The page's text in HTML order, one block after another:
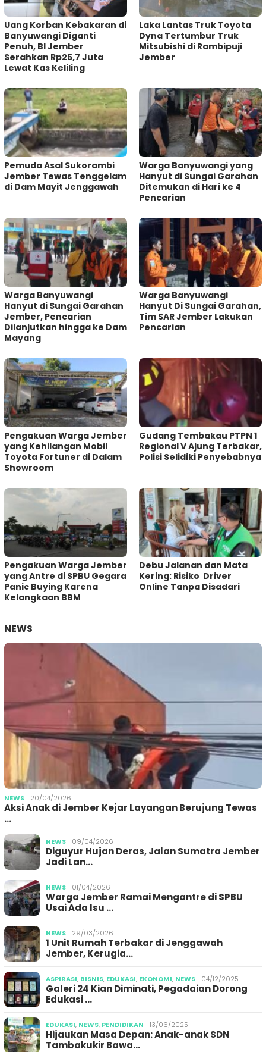
Uang Korban Kebakaran di
Banyuwangi Diganti
Penuh, BI Jember
Serahkan Rp25,7 Juta
Lewat Kas Keliling
Laka Lantas Truk Toyota
Dyna Tertumbur Truk
Mitsubishi di Rambipuji
Jember
Pemuda Asal Sukorambi
Jember Tewas Tenggelam
di Dam Mayit Jenggawah
Warga Banyuwangi yang
Hanyut di Sungai Garahan
Ditemukan di Hari ke 4
Pencarian
Warga Banyuwangi
Hanyut di Sungai Garahan
Jember, Pencarian
Dilanjutkan hingga ke Dam
Mayang
Warga Banyuwangi
Hanyut Di Sungai Garahan,
Tim SAR Jember Lakukan
Pencarian
Pengakuan Warga Jember
yang Kehilangan Mobil
Toyota Fortuner di Dalam
Showroom
Gudang Tembakau PTPN 1
Regional V Ajung Terbakar,
Polisi Selidiki Penyebabnya
Pengakuan Warga Jember
yang Antre di SPBU Gegara
Panic Buying Karena
Kelangkaan BBM
Debu Jalanan dan Mata
Kering: Risiko Driver
Online Tanpa Disadari
NEWS
NEWS 20/04/2026
Aksi Anak di Jember Kejar Layangan Berujung Tewas
…
NEWS 09/04/2026
Diguyur Hujan Deras, Jalan Sumatra Jember
Jadi Lan…
NEWS 01/04/2026
Warga Jember Ramai Mengantre di SPBU
Usai Ada Isu …
NEWS 29/03/2026
1 Unit Rumah Terbakar di Jenggawah
Jember, Kerugia…
ASPIRASI, BISNIS, EDUKASI, EKONOMI, NEWS 04/12/2025
Galeri 24 Kian Diminati, Pegadaian Dorong
Edukasi …
EDUKASI, NEWS, PENDIDIKAN 13/06/2025
Hijaukan Masa Depan: Anak-anak SDN
Tambakukir Bawa…